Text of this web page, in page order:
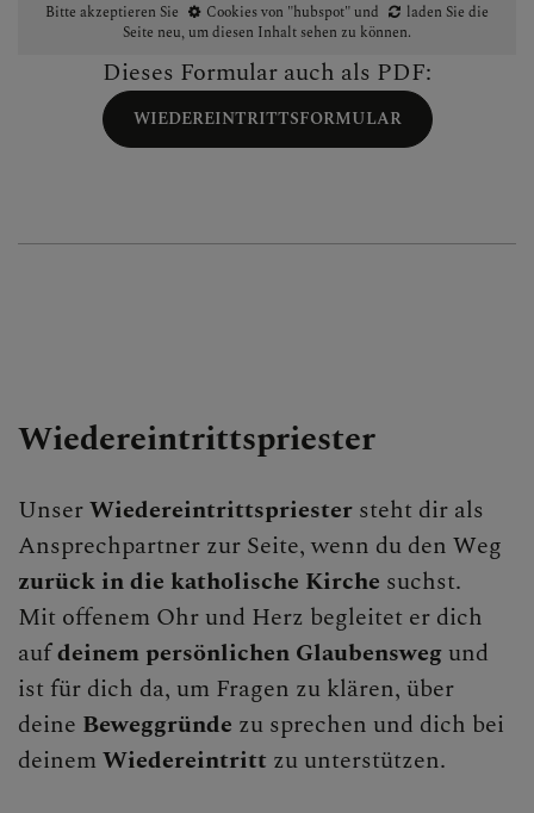
Bitte akzeptieren Sie
Cookies von "hubspot"und
laden Sie die
Seite neu, um diesen Inhalt sehen zu können.
Dieses Formular auch als PDF:
WIEDEREINTRITTSFORMULAR
Wiedereintrittspriester
UnserWiedereintrittspriester steht dir als
Ansprechpartner zur Seite, wenn du den Weg
zurück in die katholische Kirche suchst.
Mit offenem Ohr und Herz begleitet er dich
aufdeinem persönlichen Glaubenswegund
ist für dich da, um Fragen zu klären, über
deine Beweggründe zu sprechen und dich bei
deinem Wiedereintritt zu unterstützen.